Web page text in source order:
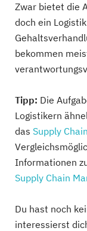
Zwar bietet die
doch ein
bekommen
Tipp: Die
Logistikern
das Supply
Informationen
Supply Chain
Du hast noch
interessierst